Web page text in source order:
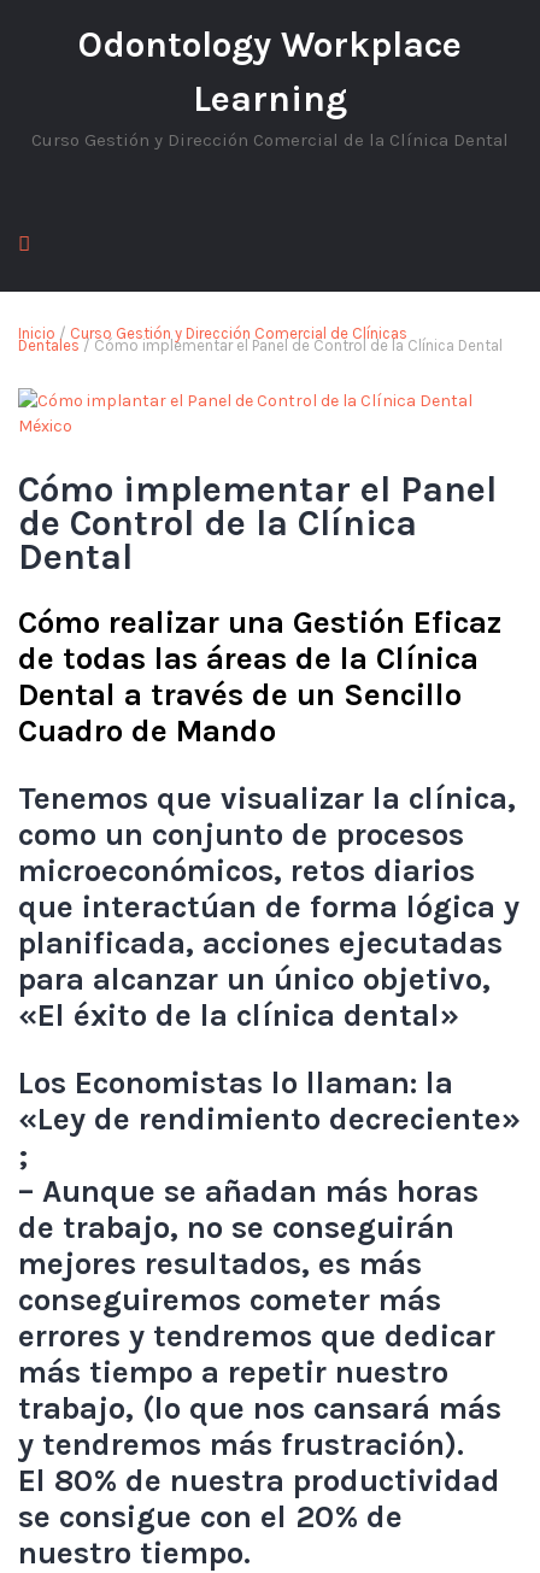
Odontology Workplace
Learning
Curso Gestión y Dirección Comercial de la Clínica Dental
Inicio / Curso Gestión y Dirección Comercial de Clínicas
Dentales / Cómo implementar el Panel de Control de la Clínica Dental
Cómo implementar el Panel
de Control de la Clínica
Dental
Cómo realizar una Gestión Eficaz
de todas las áreas de la Clínica
Dental a través de un Sencillo
Cuadro de Mando
Tenemos que visualizar la clínica,
como un conjunto de procesos
microeconómicos, retos diarios
que interactúan de forma lógica y
planificada, acciones ejecutadas
para alcanzar un único objetivo,
«El éxito de la clínica dental»
Los Economistas lo llaman: la
«Ley de rendimiento decreciente»
;
– Aunque se añadan más horas
de trabajo, no se conseguirán
mejores resultados, es más
conseguiremos cometer más
errores y tendremos que dedicar
más tiempo a repetir nuestro
trabajo, (lo que nos cansará más
y tendremos más frustración).
El 80% de nuestra productividad
se consigue con el 20% de
nuestro tiempo.